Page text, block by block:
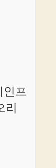
인프